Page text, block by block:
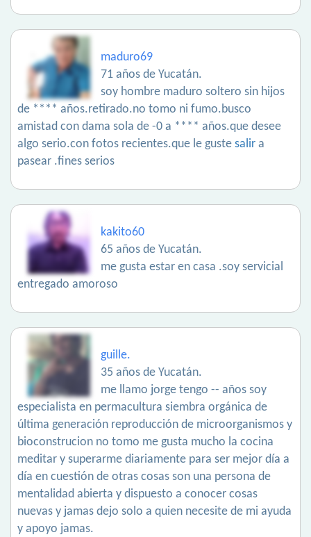
maduro69
71 años de Yucatán.
soy hombre maduro soltero sin hijos
de **** años.retirado.no tomo ni fumo.busco
amistad con dama sola de -0 a **** años.que desee
algo serio.con fotos recientes.que le guste salir a
pasear .fines serios
kakito60
65 años de Yucatán.
me gusta estar en casa .soy servicial
entregado amoroso
guille.
35 años de Yucatán.
me llamo jorge tengo -- años soy
especialista en permacultura siembra orgánica de
última generación reproducción de microorganismos y
bioconstrucion no tomo me gusta mucho la cocina
meditar y superarme diariamente para ser mejor día a
día en cuestión de otras cosas son una persona de
mentalidad abierta y dispuesto a conocer cosas
nuevas y jamas dejo solo a quien necesite de mi ayuda
y apoyo jamas.